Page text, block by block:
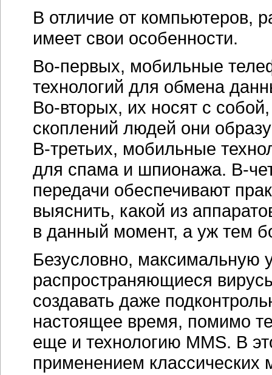
В отличие от компьютеров,
имеет свои особенности.
Во-первых, мобильные
технологий для обмена
Во-вторых, их носят с
скоплений людей они
В-третьих, мобильные
для спама и шпионажа. В-
передачи обеспечивают
выяснить, какой из
в данный момент, а уж тем
Безусловно, максимальную
распространяющиеся
создавать даже
настоящее время, помимо
еще и технологию MMS. В
применением